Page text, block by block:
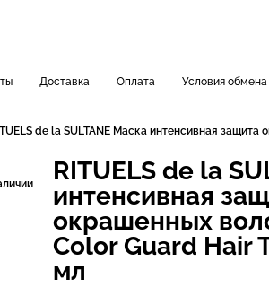
Доставка Оплата Условия обмена
de la SULTANE Маска интенсивная
RITUELS de la
интенсивная
окрашенных
Color Guard Hair
мл